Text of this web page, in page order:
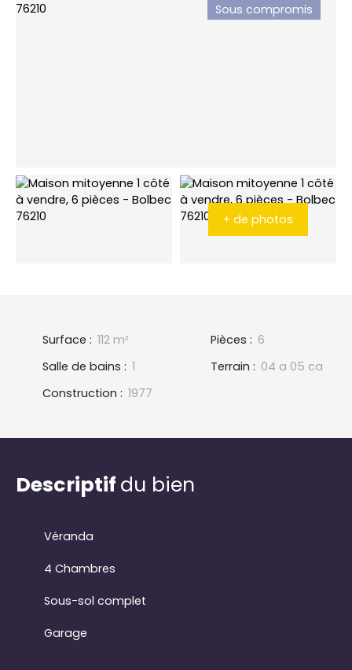
Sous compromis
+ de photos
Surface : 112 m² Pièces : 6
Salle de bains : 1 Terrain : 04 a 05 ca
Construction : 1977
Descriptif du bien
Véranda
4 Chambres
Sous-sol complet
Garage